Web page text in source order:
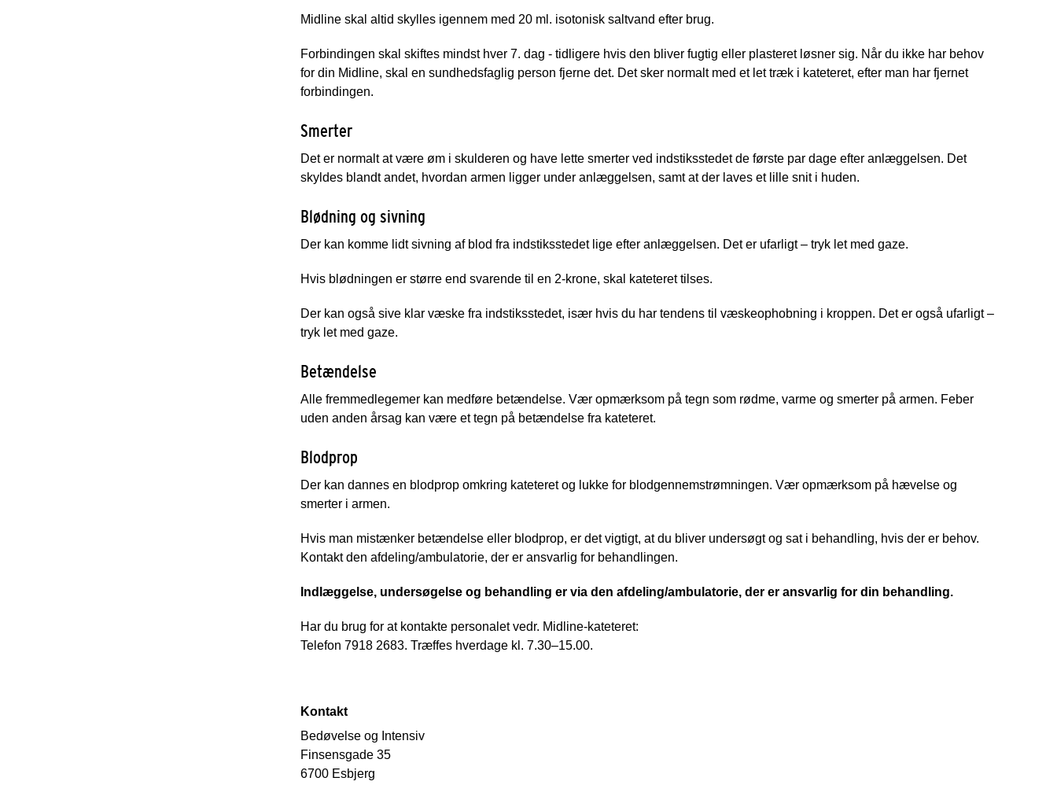
Midline skal altid skylles igennem med 20 ml. isotonisk saltvand efter brug.
Forbindingen skal skiftes mindst hver 7. dag - tidligere hvis den bliver fugtig eller plasteret løsner sig. Når du ikke har behov
for din Midline, skal en sundhedsfaglig person fjerne det. Det sker normalt med et let træk i kateteret, efter man har fjernet
forbindingen.
Smerter
Det er normalt at være øm i skulderen og have lette smerter ved indstiksstedet de første par dage efter anlæggelsen. Det
skyldes blandt andet, hvordan armen ligger under anlæggelsen, samt at der laves et lille snit i huden.
Blødning og sivning
Der kan komme lidt sivning af blod fra indstiksstedet lige efter anlæggelsen. Det er ufarligt – tryk let med gaze.
Hvis blødningen er større end svarende til en 2-krone, skal kateteret tilses.
Der kan også sive klar væske fra indstiksstedet, især hvis du har tendens til væskeophobning i kroppen. Det er også ufarligt –
tryk let med gaze.
Betændelse
Alle fremmedlegemer kan medføre betændelse. Vær opmærksom på tegn som rødme, varme og smerter på armen. Feber
uden anden årsag kan være et tegn på betændelse fra kateteret.
Blodprop
Der kan dannes en blodprop omkring kateteret og lukke for blodgennemstrømningen. Vær opmærksom på hævelse og
smerter i armen.
Hvis man mistænker betændelse eller blodprop, er det vigtigt, at du bliver undersøgt og sat i behandling, hvis der er behov.
Kontakt den afdeling/ambulatorie, der er ansvarlig for behandlingen.
Indlæggelse, undersøgelse og behandling er via den afdeling/ambulatorie, der er ansvarlig for din behandling.
Har du brug for at kontakte personalet vedr. Midline-kateteret:
Telefon 7918 2683. Træffes hverdage kl. 7.30–15.00.
Kontakt
Bedøvelse og Intensiv
Finsensgade 35
6700 Esbjerg